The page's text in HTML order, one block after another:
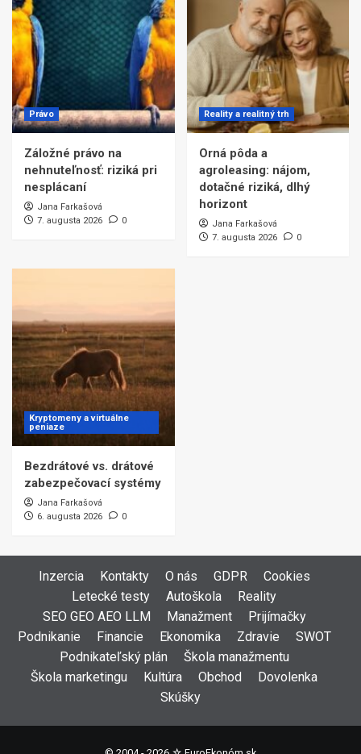
Právo
Záložné právo na
nehnuteľnosť: riziká pri
nesplácaní
Jana Farkašová
7. augusta 2026
0
Reality a realitný trh
Orná pôda a
agroleasing: nájom,
dotačné riziká, dlhý
horizont
Jana Farkašová
7. augusta 2026
0
Kryptomeny a virtuálne
peniaze
Bezdrátové vs. drátové
zabezpečovací systémy
Jana Farkašová
6. augusta 2026
0
Inzercia Kontakty O nás GDPR
Cookies
Letecké testy
Autoškola
Reality
SEO GEO AEO LLM
Manažment
Prijímačky
Podnikanie
Financie Ekonomika Zdravie
SWOT
Podnikateľský plán
Škola manažmentu
Škola marketingu
Kultúra Obchod
Dovolenka
Skúšky